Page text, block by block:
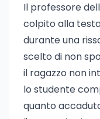
Il professore
colpito alla
durante una
scelto di non
il ragazzo non
lo studente
quanto